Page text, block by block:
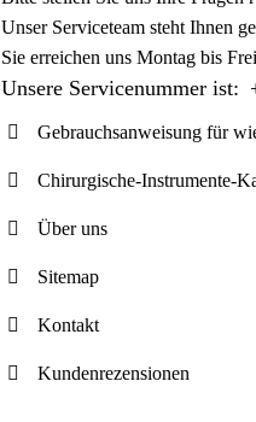
Unser Serviceteam steht Ihnen
Sie erreichen uns Montag bis
Unsere Servicenummer ist:
Gebrauchsanweisung für
Chirurgische-Instrumente-
Über uns
Sitemap
Kontakt
Kundenrezensionen